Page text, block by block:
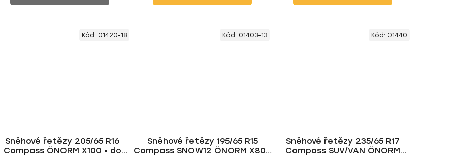
Sněhové řetězy 205/65 R16
Compass ÖNORM X100 • do
Kód: 01420-18
Sněhové řetězy 195/65 R15
Compass SNOW12 ÖNORM X80 •
Kód: 01403-13
Sněhové řetězy 235/65 R17
Compass SUV/VAN ÖNORM
Kód: 01440